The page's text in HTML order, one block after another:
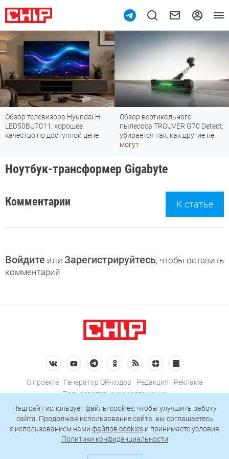
Обзор телевизора Hyundai H-
LED50BU7011: хорошее
качество по доступной цене
Обзор вертикального
пылесоса TROUVER G70 Detect:
убирается так, как другие не
могут
Ноутбук-трансформер Gigabyte
Комментарии К статье
Войдите или Зарегистрируйтесь, чтобы оставить
комментарий
О проекте Генератор QR-кодов Редакция
Реклама
Пользовательское соглашение
Политика конфиденциальности
Подписаться на рассылку
Наш сайт использует файлы cookies, чтобы улучшить работу
сайта. Продолжая использование сайта, вы соглашаетесь
c использованием нами файлов cookies и принимаете условия
Политики конфиденциальности